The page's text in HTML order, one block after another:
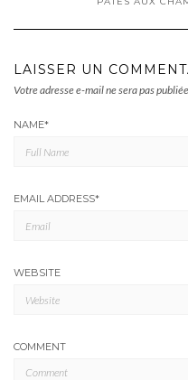
LAISSER UN
Votre adresse e-mail ne sera pas
NAME*
EMAIL ADDRESS*
WEBSITE
COMMENT